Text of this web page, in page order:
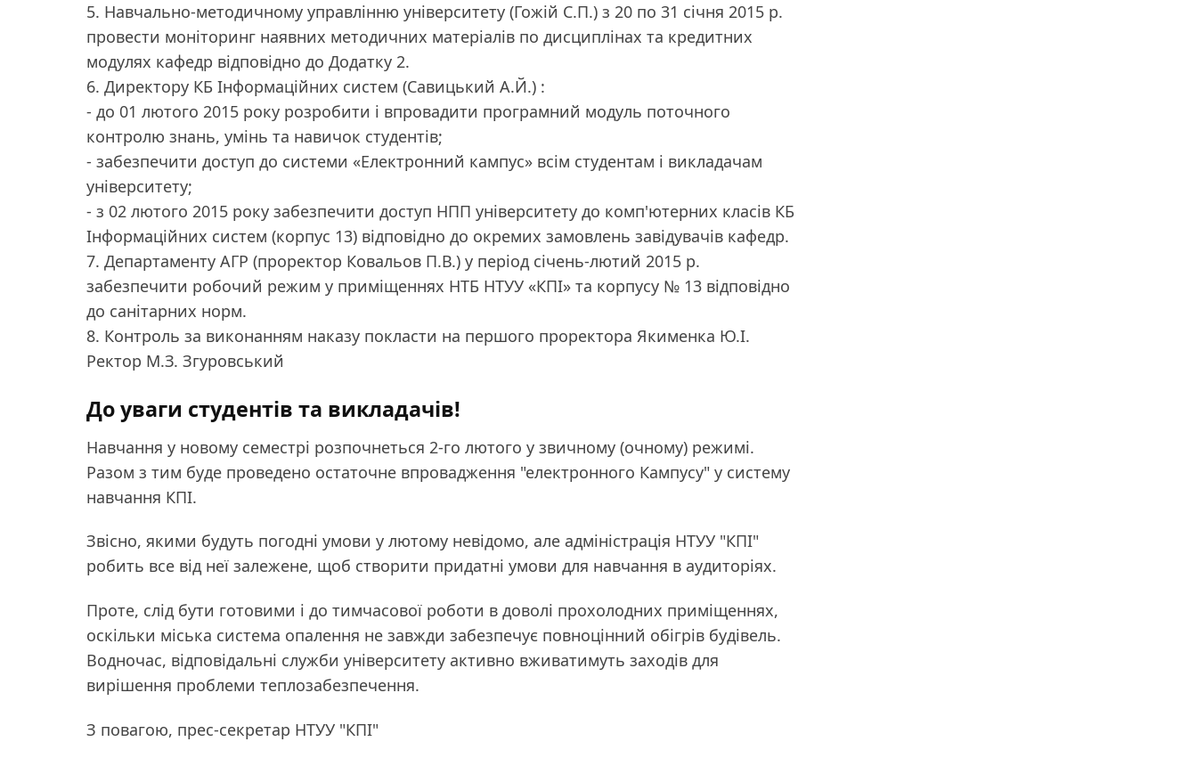
5. Навчально-методичному управлінню університету (Гожій С.П.) з 20 по 31 січня 2015 р.
провести моніторинг наявних методичних матеріалів по дисциплінах та кредитних
модулях кафедр відповідно до Додатку 2.
6. Директору КБ Інформаційних систем (Савицький А.Й.) :
- до 01 лютого 2015 року розробити і впровадити програмний модуль поточного
контролю знань, умінь та навичок студентів;
- забезпечити доступ до системи «Електронний кампус» всім студентам і викладачам
університету;
- з 02 лютого 2015 року забезпечити доступ НПП університету до комп'ютерних класів КБ
Інформаційних систем (корпус 13) відповідно до окремих замовлень завідувачів кафедр.
7. Департаменту АГР (проректор Ковальов П.В.) у період січень-лютий 2015 р.
забезпечити робочий режим у приміщеннях НТБ НТУУ «КПІ» та корпусу № 13 відповідно
до санітарних норм.
8. Контроль за виконанням наказу покласти на першого проректора Якименка Ю.І.
Ректор М.З. Згуровський
До уваги студентів та викладачів!
Навчання у новому семестрі розпочнеться 2-го лютого у звичному (очному) режимі.
Разом з тим буде проведено остаточне впровадження "електронного Кампусу" у систему
навчання КПІ.
Звісно, якими будуть погодні умови у лютому невідомо, але адміністрація НТУУ "КПІ"
робить все від неї залежене, щоб створити придатні умови для навчання в аудиторіях.
Проте, слід бути готовими і до тимчасової роботи в доволі прохолодних приміщеннях,
оскільки міська система опалення не завжди забезпечує повноцінний обігрів будівель.
Водночас, відповідальні служби університету активно вживатимуть заходів для
вирішення проблеми теплозабезпечення.
З повагою, прес-секретар НТУУ "КПІ"